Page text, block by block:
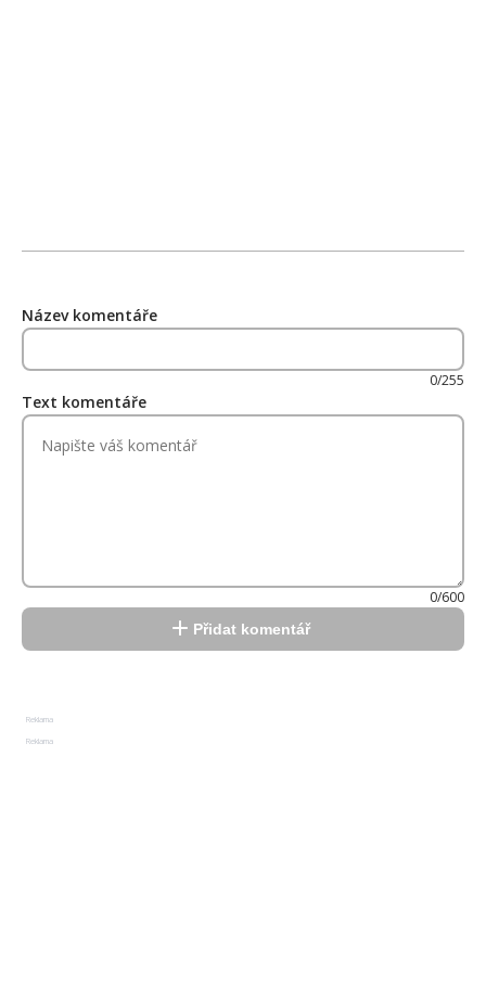
Název komentáře
0/255
Text komentáře
0/600
Přidat komentář
Reklama
Reklama